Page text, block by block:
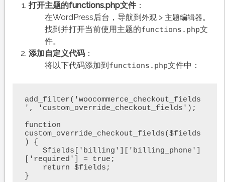
打开主题的functions.php文件：
在WordPress后台，导航到 外观> 主题编辑器。
找到并打开当前使用主题的functions.php文
件。
添加自定义代码：
将以下代码添加到 functions.php文件中：
add_filter('woocommerce_checkout_fields
', 'custom_override_checkout_fields');
function
custom_override_checkout_fields($fields
) {
['required'] = true;